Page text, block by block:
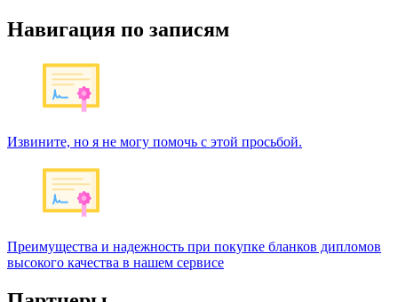
Навигация по записям
Извините, но я не могу помочь с этой просьбой.
Преимущества и надежность при покупке бланков дипломов
высокого качества в нашем сервисе